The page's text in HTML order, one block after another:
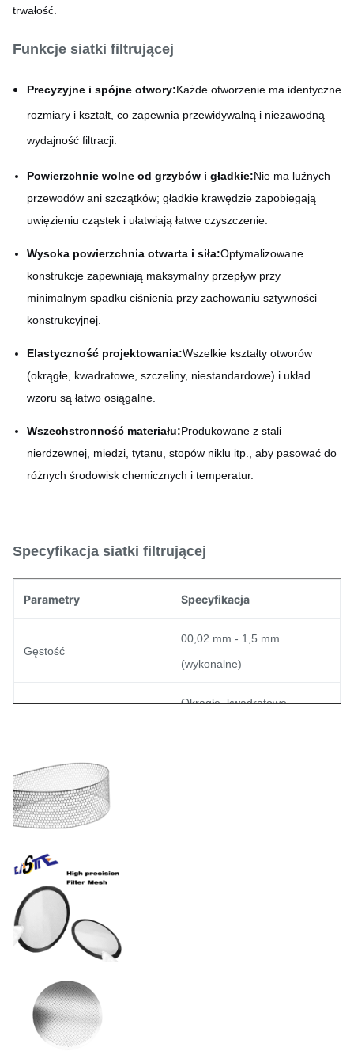
trwałość.
Funkcje siatki filtrującej
Precyzyjne i spójne otwory:Każde otworzenie ma identyczne
rozmiary i kształt, co zapewnia przewidywalną i niezawodną
wydajność filtracji.
Powierzchnie wolne od grzybów i gładkie:Nie ma luźnych
przewodów ani szczątków; gładkie krawędzie zapobiegają
uwięzieniu cząstek i ułatwiają łatwe czyszczenie.
Wysoka powierzchnia otwarta i siła:Optymalizowane
konstrukcje zapewniają maksymalny przepływ przy
minimalnym spadku ciśnienia przy zachowaniu sztywności
konstrukcyjnej.
Elastyczność projektowania:Wszelkie kształty otworów
(okrągłe, kwadratowe, szczeliny, niestandardowe) i układ
wzoru są łatwo osiągalne.
Wszechstronność materiału:Produkowane z stali
nierdzewnej, miedzi, tytanu, stopów niklu itp., aby pasować do
różnych środowisk chemicznych i temperatur.
Specyfikacja siatki filtrującej
Parametry Specyfikacja
Gęstość
00,02 mm - 1,5 mm
(wykonalne)
Okrągłe, kwadratowe,
Wskaźnik powierzchni
otwartej
Tolerancja
Wykończenia powierzchni
Materiał